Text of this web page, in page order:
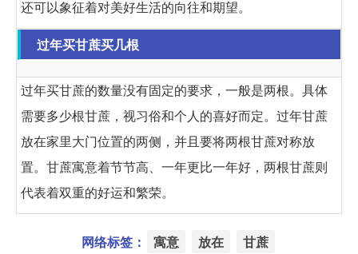
还可以象征着对美好生活的向往和期望。
过年买甘蔗买几根
过年买甘蔗的数量没有固定的要求，一般是两根。具体
需要多少根甘蔗，视习俗和个人的喜好而定。过年甘蔗
放在家里大门位置的两侧，并且要将两根甘蔗对称放
置。甘蔗寓意着节节高、一年更比一年好，两根甘蔗则
代表着双重的好运和繁荣。
网络标签： 寓意 放在 甘蔗